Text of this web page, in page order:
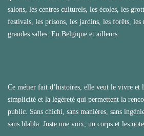
salons, les centres culturels, les écoles, les
festivals, les prisons, les jardins, les forêts, les
grandes salles. En Belgique et ailleurs.
Ce métier fait d’histoires, elle veut le vivre et
simplicité et la légèreté qui permettent la
public. Sans chichi, sans manières, sans
sans blabla. Juste une voix, un corps et les